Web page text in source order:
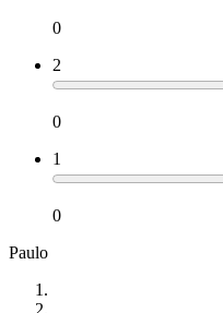
0
2
0
1
0
Paulo